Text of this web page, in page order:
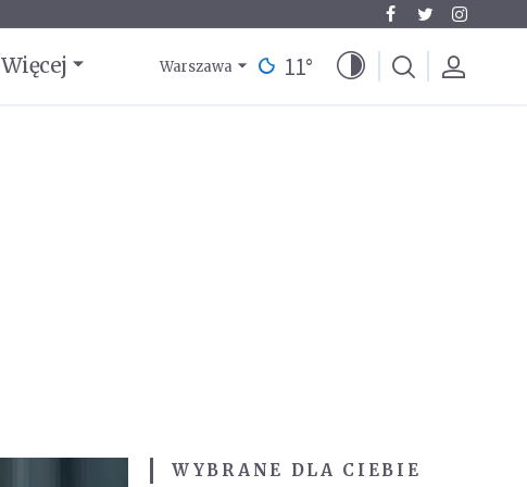
Więcej Warszawa 11°
WYBRANE DLA CIEBIE